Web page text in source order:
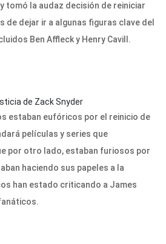
tomó la audaz decisión de reiniciar
de dejar ir a algunas figuras clave del
Ben Affleck y Henry Cavill.
de Zack Snyder
estaban eufóricos por el reinicio de
películas y series que
por otro lado, estaban furiosos por
haciendo sus papeles a la
han estado criticando a James